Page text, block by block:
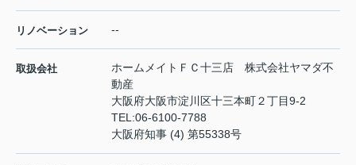
リノベーション --
取扱会社
ホームメイトＦＣ十三店 株式会社ヤマダ不
動産
大阪府大阪市淀川区十三本町２丁目9-2
TEL:06-6100-7788
大阪府知事 (4) 第55338号